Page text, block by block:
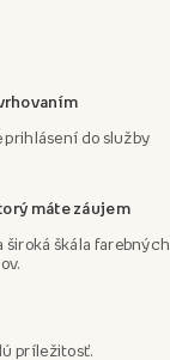
prihlásení do služby
máte záujem
široká škála farebných
príležitosť.